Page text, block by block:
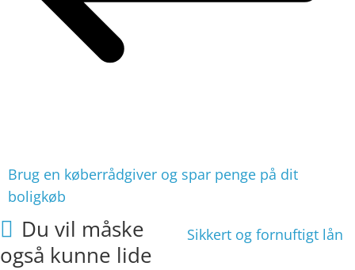
Brug en køberrådgiver og spar penge på dit
boligkøb
Sikkert og fornuftigt lån
Du vil måske
også kunne lide